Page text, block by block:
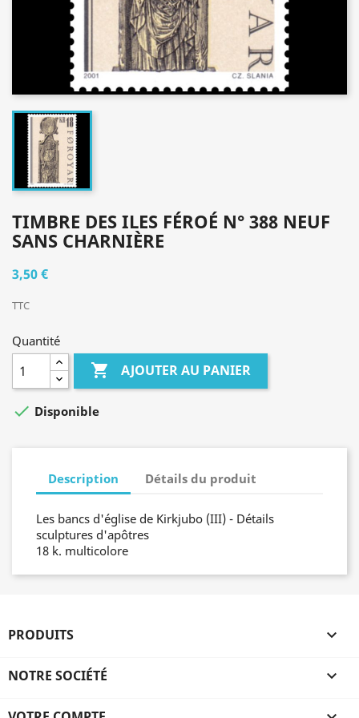
TIMBRE DES ILES FÉROÉ N° 388 NEUF
SANS CHARNIÈRE
3,50 €
TTC
Quantité
 AJOUTER AU PANIER
 Disponible
Description Détails du produit
Les bancs d'église de Kirkjubo (III) - Détails
sculptures d'apôtres
18 k. multicolore
PRODUITS 
NOTRE SOCIÉTÉ 